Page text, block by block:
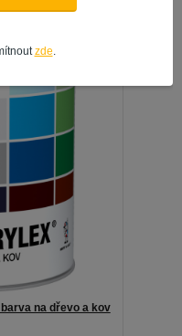
na dřevo a kov
zde